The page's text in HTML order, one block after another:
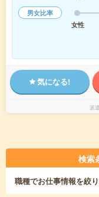
男女比率
女性
気になる!
派
検索
職種でお仕事情報を絞